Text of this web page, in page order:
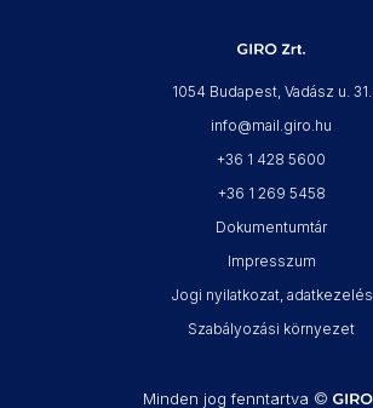
1054 Budapest, Vadász u. 31.
info@mail.giro.hu
+36 1 428 5600
+36 1 269 5458
Dokumentumtár
Impresszum
Jogi nyilatkozat, adatkezelés
Szabályozási környezet
Minden jog fenntartva ©